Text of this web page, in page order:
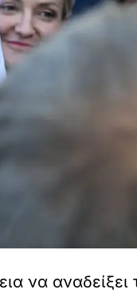
να αναδείξει